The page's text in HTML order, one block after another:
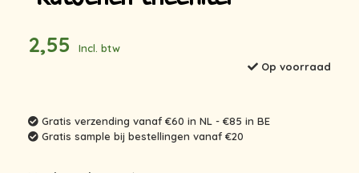
2,55
Incl. btw
Op voorraad
Gratis verzending vanaf €60 in NL - €85 in BE
Gratis sample bij bestellingen vanaf €20